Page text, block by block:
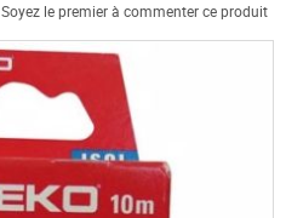
Soyez le premier à commenter ce produit